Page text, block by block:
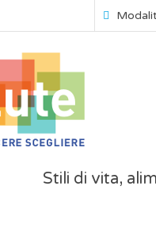
Stili di vita,